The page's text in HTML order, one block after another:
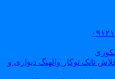
توکار والهنگ دیواری و